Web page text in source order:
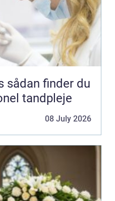
tandpleje
08 July 2026